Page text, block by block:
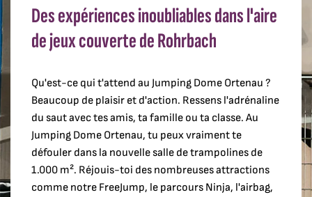
Des expériences inoubliables dans l'aire
de jeux couverte de Rohrbach
Qu'est-ce qui t'attend au Jumping Dome Ortenau ?
Beaucoup de plaisir et d'action. Ressens l'adrénaline
du saut avec tes amis, ta famille ou ta classe. Au
Jumping Dome Ortenau, tu peux vraiment te
défouler dans la nouvelle salle de trampolines de
1.000 m². Réjouis-toi des nombreuses attractions
comme notre FreeJump, le parcours Ninja, l'airbag,